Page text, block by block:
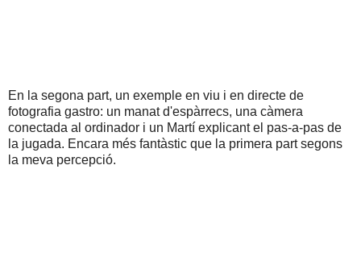
En la segona part, un exemple en viu i en directe de
fotografia gastro: un manat d'espàrrecs, una càmera
conectada al ordinador i un Martí explicant el pas-a-pas de
la jugada. Encara més fantàstic que la primera part segons
la meva percepció.